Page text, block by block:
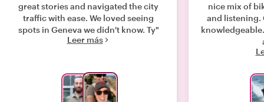
great stories and navigated the city
traffic with ease. We loved seeing
spots in Geneva we didn't know. Ty"
Leer más
nice mix of
and listening. Caroline is extremely
knowledgeable. We’d certainly use